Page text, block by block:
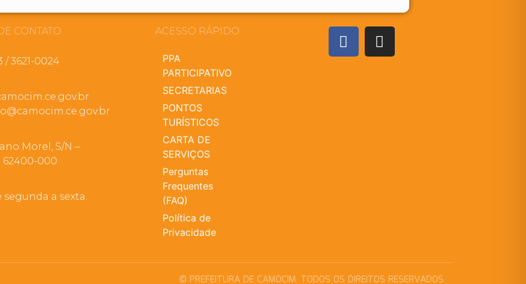
CONTATO
/ 3621-0024
Morel, S/N –
62400-000
segunda a sexta.
ACESSO RÁPIDO
PPA
PARTICIPATIVO
SECRETARIAS
PONTOS
TURÍSTICOS
CARTA DE
SERVIÇOS
Perguntas
Frequentes
(FAQ)
Política de
Privacidade
© PREFEITURA DE CAMOCIM. TODOS OS DIREITOS RESERVADOS.